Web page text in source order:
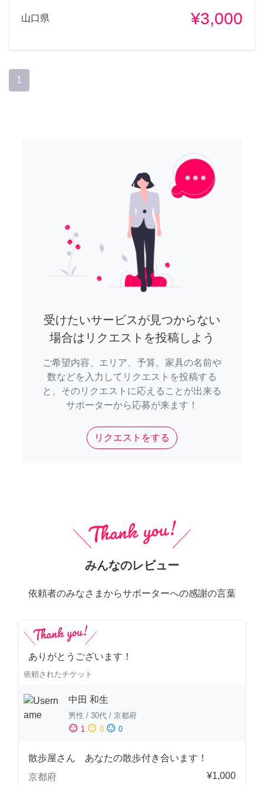
山口県 ¥3,000
1
受けたいサービスが見つからない
場合はリクエストを投稿しよう
ご希望内容、エリア、予算、家具の名前や
数などを入力してリクエストを投稿する
と、そのリクエストに応えることが出来る
サポーターから応募が来ます！
リクエストをする
みんなのレビュー
依頼者のみなさまからサポーターへの感謝の言葉
ありがとうございます！
依頼されたチケット
中田 和生
男性 / 30代 / 京都府
sentiment_satisfied 1 sentiment_neutral 0 sentiment_dissatisfied 0
散歩屋さん あなたの散歩付き合います！
京都府
¥1,000